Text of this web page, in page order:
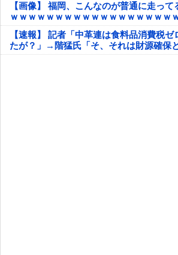
【画像】 福岡、こんなのが普通に走って
ｗｗｗｗｗｗｗｗｗｗｗｗｗｗｗｗｗｗ
ｗｗｗｗｗ
【速報】 記者「中革連は食料品消費税
たが？」→階猛氏「そ、それは財源確保